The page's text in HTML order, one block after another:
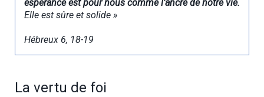
espérance est pour nous comme l’ancre de notre vie.
Elle est sûre et solide »
Hébreux 6, 18-19
La vertu de foi